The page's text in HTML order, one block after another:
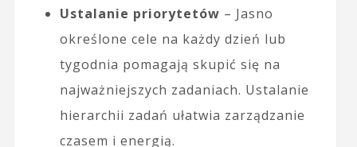
Ustalanie priorytetów – Jasno
określone cele na każdy dzień lub
tygodnia pomagają skupić się na
najważniejszych zadaniach. Ustalanie
hierarchii zadań ułatwia zarządzanie
czasem i energią.